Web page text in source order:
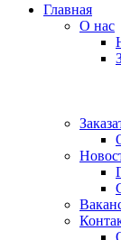
Главная
О нас